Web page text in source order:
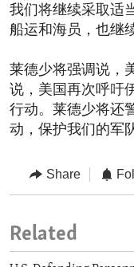
我们将继续采取适
船运和海员，也继
莱德少将强调说，
说，美国再次呼吁
行动。莱德少将还
动，保护我们的军
Share
Related